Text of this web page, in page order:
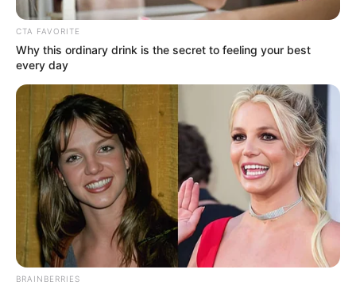
Άντρας άφησε την τελευταία του πνοή σε
παραλία κοντά στη Χαλκίδα
Τραγωδία έξω από τη Χαλκίδα με νεκρό άντρα
Ακολουθήστε το evianews.com στοGoogle
News
ΤΑ ΠΙΟ ΔΗΜΟΦΙΛΗ
CTA FAVORITE
Why this ordinary drink is the secret to feeling your best
every day
BRAINBERRIES